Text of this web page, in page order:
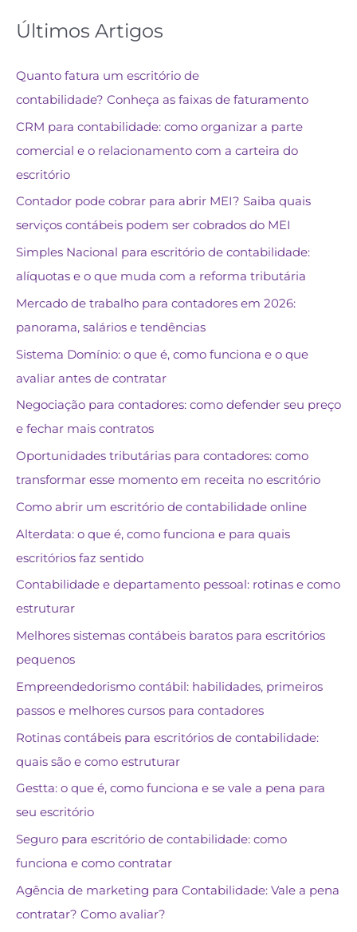
Últimos Artigos
Quanto fatura um escritório de
contabilidade? Conheça as faixas de faturamento
CRM para contabilidade: como organizar a parte
comercial e o relacionamento com a carteira do
escritório
Contador pode cobrar para abrir MEI? Saiba quais
serviços contábeis podem ser cobrados do MEI
Simples Nacional para escritório de contabilidade:
alíquotas e o que muda com a reforma tributária
Mercado de trabalho para contadores em 2026:
panorama, salários e tendências
Sistema Domínio: o que é, como funciona e o que
avaliar antes de contratar
Negociação para contadores: como defender seu preço
e fechar mais contratos
Oportunidades tributárias para contadores: como
transformar esse momento em receita no escritório
Como abrir um escritório de contabilidade online
Alterdata: o que é, como funciona e para quais
escritórios faz sentido
Contabilidade e departamento pessoal: rotinas e como
estruturar
Melhores sistemas contábeis baratos para escritórios
pequenos
Empreendedorismo contábil: habilidades, primeiros
passos e melhores cursos para contadores
Rotinas contábeis para escritórios de contabilidade:
quais são e como estruturar
Gestta: o que é, como funciona e se vale a pena para
seu escritório
Seguro para escritório de contabilidade: como
funciona e como contratar
Agência de marketing para Contabilidade: Vale a pena
contratar? Como avaliar?